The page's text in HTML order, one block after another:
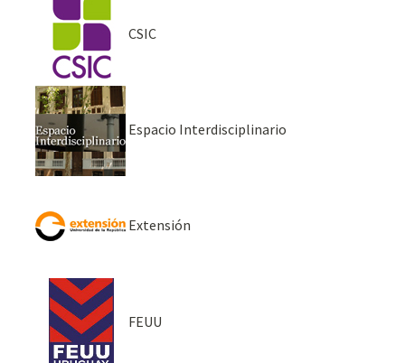
CSIC
Espacio Interdisciplinario
Extensión
FEUU